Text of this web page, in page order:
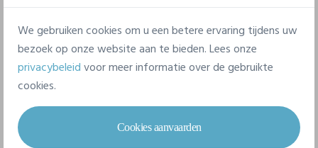
Merk
K-Up
Referentie
KP920
Gram/m²
145 g/m²
We gebruiken cookies om u een betere ervaring tijdens uw
bezoek op onze website aan te bieden. Lees onze
privacybeleidvoor meer informatie over de gebruikte
cookies.
Cookies aanvaarden